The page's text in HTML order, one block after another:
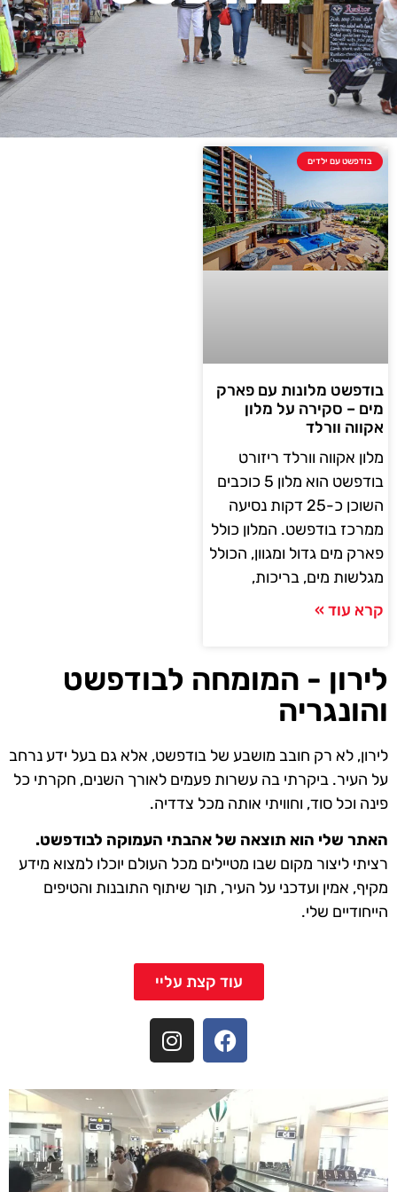
בודפשט עם ילדים
בודפשט מלונות עם פארק
מים – סקירה על מלון
אקווה וורלד
מלון אקווה וורלד ריזורט
בודפשט הוא מלון 5 כוכבים
השוכן כ-25 דקות נסיעה
ממרכז בודפשט. המלון כולל
פארק מים גדול ומגוון, הכולל
מגלשות מים, בריכות,
קרא עוד »
לירון - המומחה לבודפשט
והונגריה
לירון, לא רק חובב מושבע של בודפשט, אלא גם בעל ידע נרחב
על העיר. ביקרתי בה עשרות פעמים לאורך השנים, חקרתי כל
פינה וכל סוד, וחוויתי אותה מכל צדדיה.
האתר שלי הוא תוצאה של אהבתי העמוקה לבודפשט.
רציתי ליצור מקום שבו מטיילים מכל העולם יוכלו למצוא מידע
מקיף, אמין ועדכני על העיר, תוך שיתוף התובנות והטיפים
הייחודיים שלי.
עוד קצת עליי